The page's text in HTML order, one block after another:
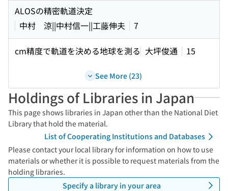
ALOSの精密軌道決定
中村 涼||中村信一||工藤伸夫
7
cm精度で軌道を決める地球を測る 大坪俊通 15
See More (23)
Holdings of Libraries in Japan
This page shows libraries in Japan other than the National Diet
Library that hold the material.
List of Cooperating Institutions and Databases
Please contact your local library for information on how to use
materials or whether it is possible to request materials from the
holding libraries.
Specify a library in your area